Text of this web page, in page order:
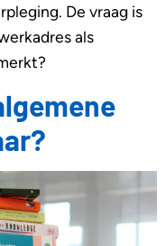
De vraag is
als